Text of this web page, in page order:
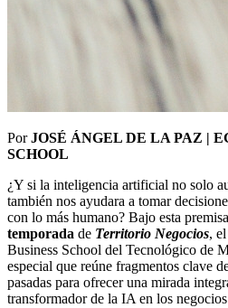
PorJOSÉ ÁNGEL DE LA PAZ |
SCHOOL
¿Y si la inteligencia artificial no solo
también nos ayudara a tomar
con lo más humano? Bajo esta
temporada de Territorio Negocios,
Business School del Tecnológico de
especial que reúne fragmentos clave
pasadas para ofrecer una mirada
transformador de la IA en los